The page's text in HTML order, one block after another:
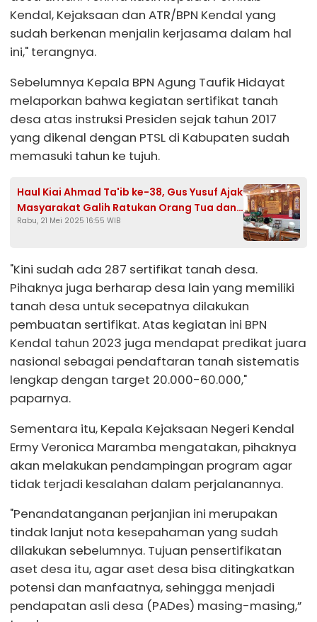
Kendal, Kejaksaan dan ATR/BPN Kendal yang
sudah berkenan menjalin kerjasama dalam hal
ini," terangnya.
Sebelumnya Kepala BPN Agung Taufik Hidayat
melaporkan bahwa kegiatan sertifikat tanah
desa atas instruksi Presiden sejak tahun 2017
yang dikenal dengan PTSL di Kabupaten sudah
memasuki tahun ke tujuh.
Haul Kiai Ahmad Ta'ib ke-38, Gus Yusuf Ajak
Masyarakat Galih Ratukan Orang Tua dan
Perbanyak Sedekah
Rabu, 21 Mei 2025 16:55 WIB
"Kini sudah ada 287 sertifikat tanah desa.
Pihaknya juga berharap desa lain yang memiliki
tanah desa untuk secepatnya dilakukan
pembuatan sertifikat. Atas kegiatan ini BPN
Kendal tahun 2023 juga mendapat predikat juara
nasional sebagai pendaftaran tanah sistematis
lengkap dengan target 20.000-60.000,"
paparnya.
Sementara itu, Kepala Kejaksaan Negeri Kendal
Ermy Veronica Maramba mengatakan, pihaknya
akan melakukan pendampingan program agar
tidak terjadi kesalahan dalam perjalanannya.
"Penandatanganan perjanjian ini merupakan
tindak lanjut nota kesepahaman yang sudah
dilakukan sebelumnya. Tujuan pensertifikatan
aset desa itu, agar aset desa bisa ditingkatkan
potensi dan manfaatnya, sehingga menjadi
pendapatan asli desa (PADes) masing-masing,”